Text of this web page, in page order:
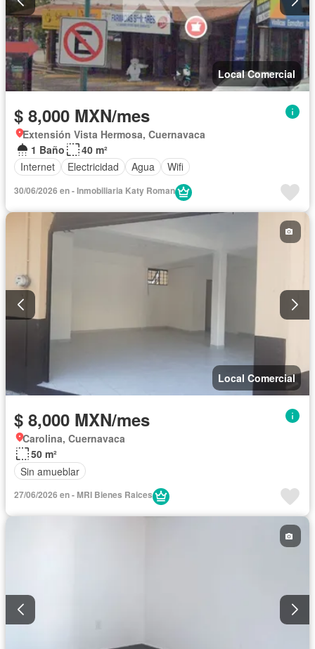
Local Comercial
$ 8,000 MXN/mes
Extensión Vista Hermosa, Cuernavaca
1 Baño
40 m²
Internet
Electricidad Agua Wifi
30/06/2026 en - Inmobiliaria Katy Roman
Local Comercial
$ 8,000 MXN/mes
Carolina, Cuernavaca
50 m²
Sin amueblar
27/06/2026 en - MRI Bienes Raices